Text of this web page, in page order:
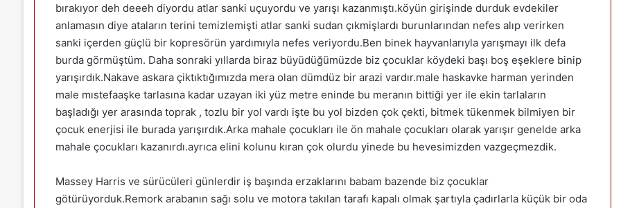
bırakıyor deh deeeh diyordu atlar sanki uçuyordu ve yarışı kazanmıştı.köyün girişinde durduk evdekiler
anlamasın diye ataların terini temizlemişti atlar sanki sudan çıkmişlardı burunlarından nefes alıp verirken
sanki içerden güçlü bir kopresörün yardımıyla nefes veriyordu.Ben binek hayvanlarıyla yarışmayı ilk defa
burda görmüştüm. Daha sonraki yıllarda biraz büyüdüğümüzde biz çocuklar köydeki başı boş eşeklere binip
yarışırdık.Nakave askara çiktıktığımızda mera olan dümdüz bir arazi vardır.male haskavke harman yerinden
male mıstefaaşke tarlasına kadar uzayan iki yüz metre eninde bu meranın bittiği yer ile ekin tarlaların
başladığı yer arasında toprak , tozlu bir yol vardı işte bu yol bizden çok çekti, bitmek tükenmek bilmiyen bir
çocuk enerjisi ile burada yarışırdık.Arka mahale çocukları ile ön mahale çocukları olarak yarışır genelde arka
mahale çocukları kazanırdı.ayrıca elini kolunu kıran çok olurdu yinede bu hevesimizden vazgeçmezdik.
Massey Harris ve sürücüleri günlerdir iş başında erzaklarını babam bazende biz çocuklar
götürüyorduk.Remork arabanın sağı solu ve motora takılan tarafı kapalı olmak şartıyla çadırlarla küçük bir oda